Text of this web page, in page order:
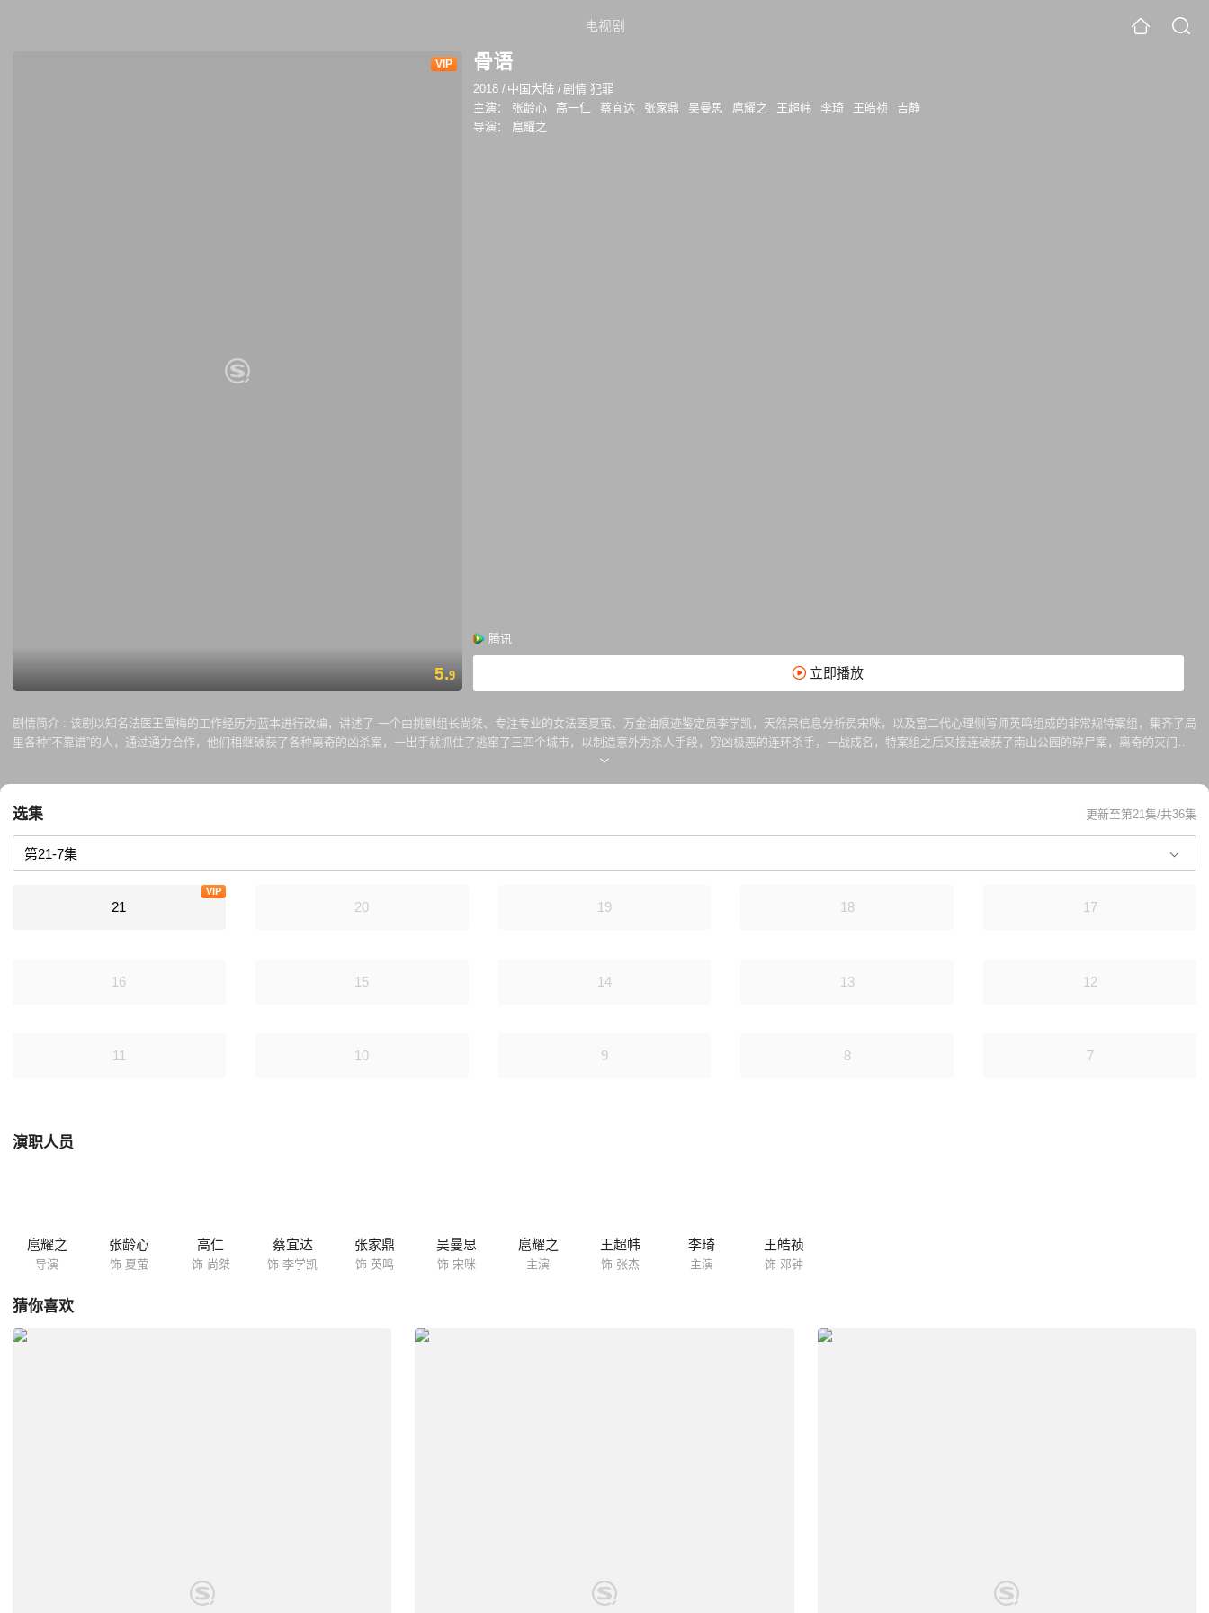
电视剧
VIP
5.9
骨语
2018 / 中国大陆 /剧情 犯罪
主演：
张龄心 高一仁 蔡宜达 张家鼎 吴曼思 扈耀之 王超帏 李琦 王皓祯
吉静
导演：
扈耀之
腾讯
立即播放
剧情简介 : 该剧以知名法医王雪梅的工作经历为蓝本进行改编，讲述了 一个由挑剔组长尚桀、专注专业的女法医夏萤、万金油痕迹鉴定员李学凯，天然呆信息分析员宋咪，以及富二代心理侧写师英鸣组成的非常规特案组，集齐了局
里各种“不靠谱”的人，通过通力合作，他们相继破获了各种离奇的凶杀案，一出手就抓住了逃窜了三四个城市，以制造意外为杀人手段，穷凶极恶的连环杀手，一战成名，特案组之后又接连破获了南山公园的碎尸案，离奇的灭门惨
选集 更新至第21集/共36集
21
VIP
20 19 18 17
16 15 14 13 12
11 10 9 8 7
演职人员
扈耀之
导演
张龄心
饰 夏萤
高仁
饰 尚桀
蔡宜达
饰 李学凯
张家鼎
饰 英鸣
吴曼思
饰 宋咪
扈耀之
主演
王超帏
饰 张杰
李琦
主演
王皓祯
饰 邓钟
猜你喜欢